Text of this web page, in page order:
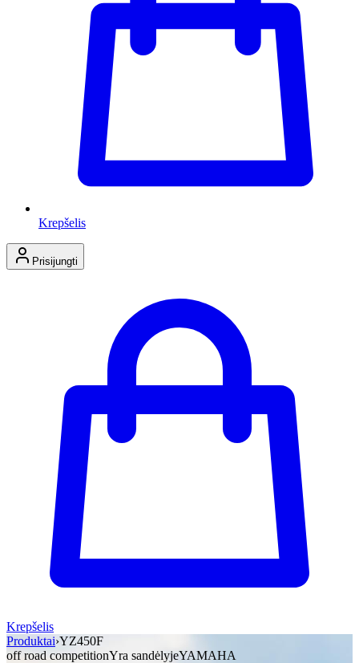
Krepšelis
Prisijungti
Krepšelis
Produktai›YZ450F
off road competitionYra sandėlyjeYAMAHA